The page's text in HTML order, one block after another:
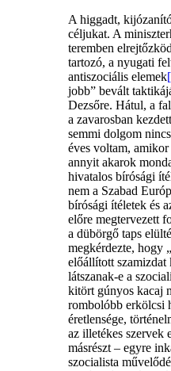
A higgadt,
céljukat. A
teremben
tartozó, a nyugati
antiszociális elemek
jobb” bevált
Dezsőre. Hátul, a
a zavarosban
semmi dolgom
éves voltam,
annyit akarok
hivatalos bírósági
nem a Szabad
bírósági ítéletek és
előre megtervezett
a dübörgő taps
megkérdezte, hogy
előállított
látszanak-e a
kitört gúnyos kacaj
rombolóbb erkölcsi
éretlensége,
az illetékes szervek
másrészt – egyre
szocialista